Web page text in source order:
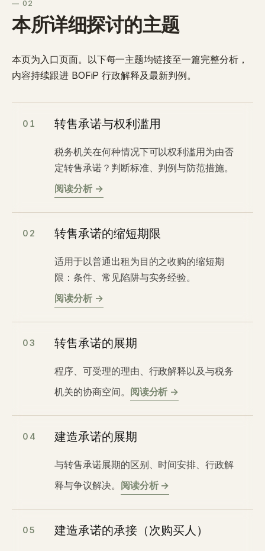
— 02
本所详细探讨的主题
本页为入口页面。以下每一主题均链接至一篇完整分析，
内容持续跟进 BOFiP 行政解释及最新判例。
01 转售承诺与权利滥用
税务机关在何种情况下可以权利滥用为由否
定转售承诺？判断标准、判例与防范措施。
阅读分析 →
02 转售承诺的缩短期限
适用于以普通出租为目的之收购的缩短期
限：条件、常见陷阱与实务经验。
阅读分析 →
03 转售承诺的展期
程序、可受理的理由、行政解释以及与税务
机关的协商空间。 阅读分析 →
04 建造承诺的展期
与转售承诺展期的区别、时间安排、行政解
释与争议解决。 阅读分析 →
05 建造承诺的承接（次购买人）